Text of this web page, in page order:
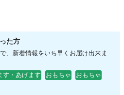
た方
、新着情報をいち早くお届け出来ま
す・あげます おもちゃ
おもちゃ